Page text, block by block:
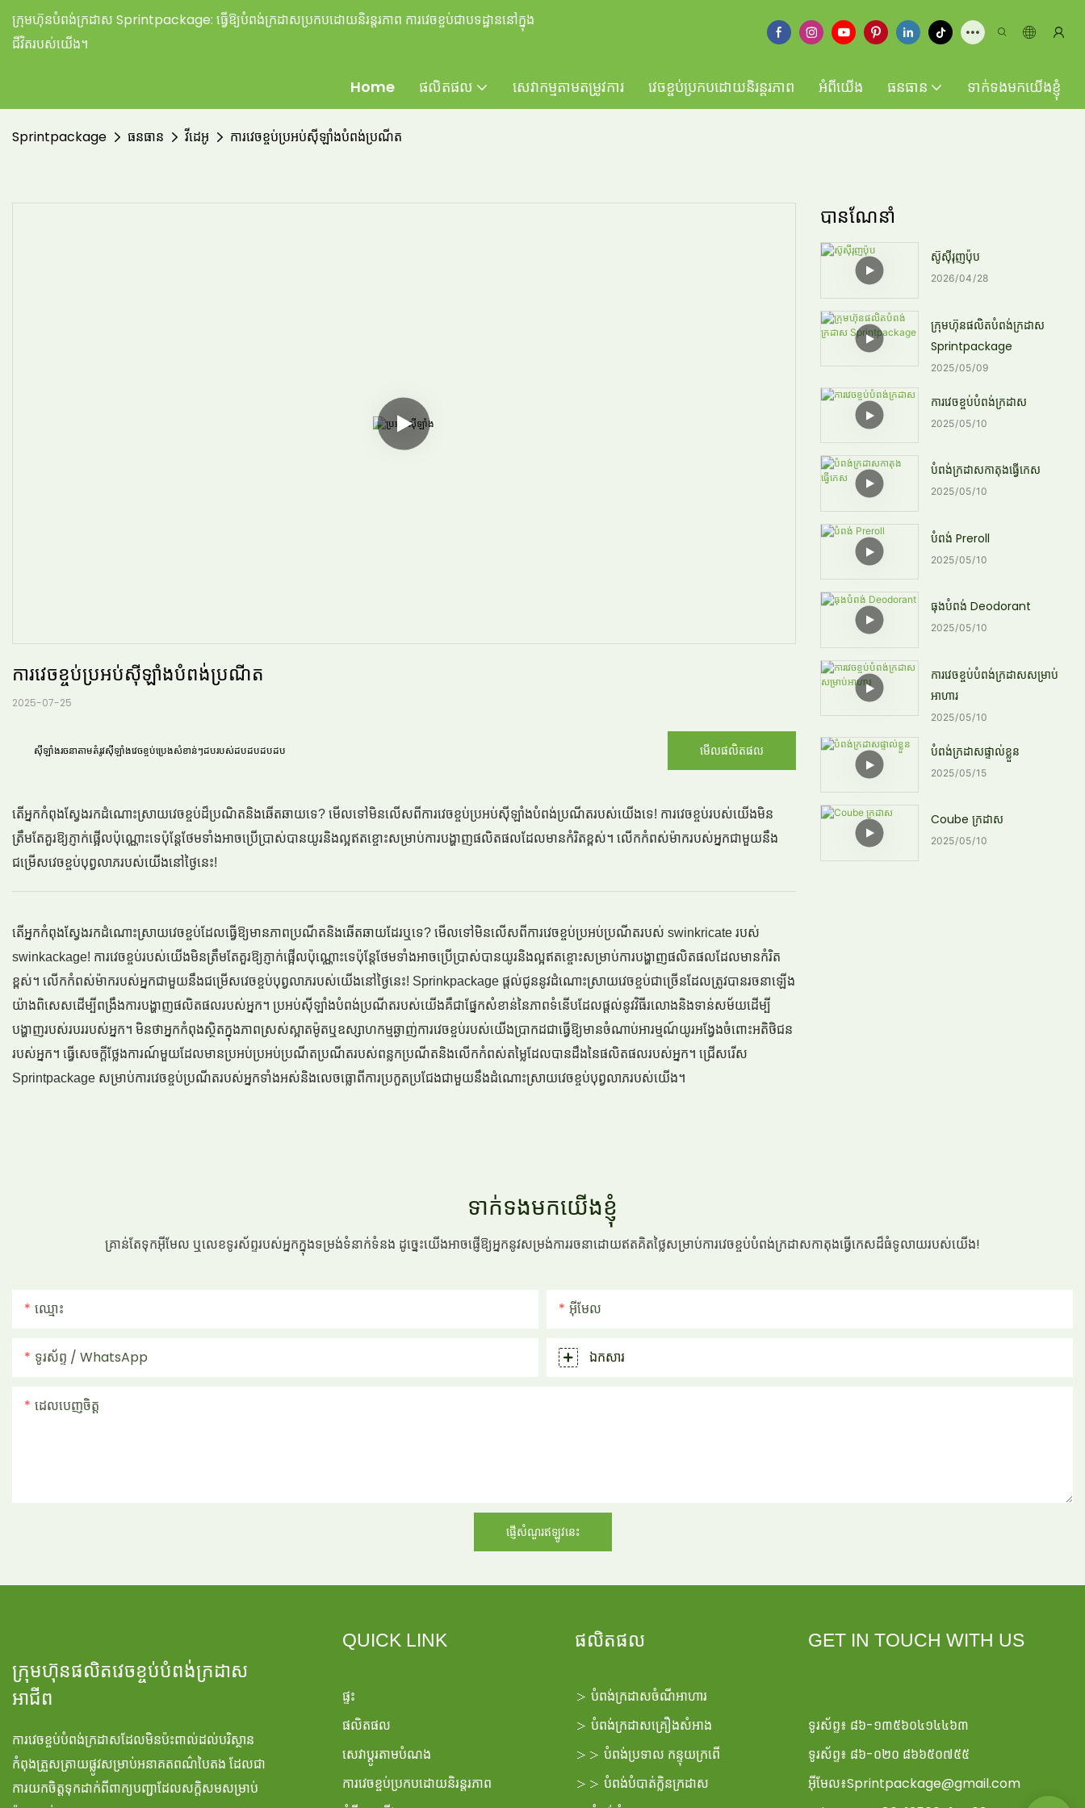
ក្រុមហ៊ុនបំពង់ក្រដាស Sprintpackage: ធ្វើឱ្យបំពង់ក្រដាសប្រកបដោយនិរន្តរភាព ការវេចខ្ចប់ជាបទដ្ឋាននៅក្នុង
ជីវិតរបស់យើង។
Home ផលិតផល សេវាកម្មតាមតម្រូវការ វេចខ្ចប់ប្រកបដោយនិរន្តរភាព អំពីយើង ធនធាន ទាក់ទងមកយើងខ្ញុំ
Sprintpackage ធនធាន វីដេអូ ការវេចខ្ចប់ប្រអប់ស៊ីឡាំងបំពង់ប្រណីត
ការវេចខ្ចប់ប្រអប់ស៊ីឡាំងបំពង់ប្រណីត
2025-07-25
ស៊ីឡាំងរចនាតាមតំរូវស៊ីឡាំងវេចខ្ចប់ប្រេងសំខាន់ៗដបរបស់ដបដបដបដប មើលផលិតផល
តើអ្នកកំពុងស្វែងរកដំណោះស្រាយវេចខ្ចប់ដ៏ប្រណិតនិងឆើតឆាយទេ? មើលទៅមិនលើសពីការវេចខ្ចប់ប្រអប់ស៊ីឡាំងបំពង់ប្រណីតរបស់យើងទេ! ការវេចខ្ចប់របស់យើងមិន
ត្រឹមតែគួរឱ្យភ្ញាក់ផ្អើលប៉ុណ្ណោះទេប៉ុន្តែថែមទាំងអាចប្រើប្រាស់បានយូរនិងល្អឥតខ្ចោះសម្រាប់ការបង្ហាញផលិតផលដែលមានកំរិតខ្ពស់។ លើកកំពស់ម៉ាករបស់អ្នកជាមួយនឹង
ជម្រើសវេចខ្ចប់បុព្វលាភរបស់យើងនៅថ្ងៃនេះ!
តើអ្នកកំពុងស្វែងរកដំណោះស្រាយវេចខ្ចប់ដែលធ្វើឱ្យមានភាពប្រណីតនិងឆើតឆាយដែរឬទេ? មើលទៅមិនលើសពីការវេចខ្ចប់ប្រអប់ប្រណីតរបស់ swinkricate របស់
swinkackage! ការវេចខ្ចប់របស់យើងមិនត្រឹមតែគួរឱ្យភ្ញាក់ផ្អើលប៉ុណ្ណោះទេប៉ុន្តែថែមទាំងអាចប្រើប្រាស់បានយូរនិងល្អឥតខ្ចោះសម្រាប់ការបង្ហាញផលិតផលដែលមានកំរិត
ខ្ពស់។ លើកកំពស់ម៉ាករបស់អ្នកជាមួយនឹងជម្រើសវេចខ្ចប់បុព្វលាភរបស់យើងនៅថ្ងៃនេះ! Sprinkpackage ផ្តល់ជូននូវដំណោះស្រាយវេចខ្ចប់ជាច្រើនដែលត្រូវបានរចនាឡើង
យ៉ាងពិសេសដើម្បីពង្រឹងការបង្ហាញផលិតផលរបស់អ្នក។ ប្រអប់ស៊ីឡាំងបំពង់ប្រណីតរបស់យើងគឺជាផ្នែកសំខាន់នៃភាពទំនើបដែលផ្តល់នូវវិធីរលោងនិងទាន់សម័យដើម្បី
បង្ហាញរបស់របររបស់អ្នក។ មិនថាអ្នកកំពុងស្ថិតក្នុងភាពស្រស់ស្អាតម៉ូតឬឧស្សាហកម្មឆ្ងាញ់ការវេចខ្ចប់របស់យើងប្រាកដជាធ្វើឱ្យមានចំណាប់អារម្មណ៍យូរអង្វែងចំពោះអតិថិជន
របស់អ្នក។ ធ្វើសេចក្តីថ្លែងការណ៍មួយដែលមានប្រអប់ប្រអប់ប្រណីតប្រណីតរបស់ពន្លកប្រណីតនិងលើកកំពស់តម្លៃដែលបានដឹងនៃផលិតផលរបស់អ្នក។ ជ្រើសរើស
Sprintpackage សម្រាប់ការវេចខ្ចប់ប្រណីតរបស់អ្នកទាំងអស់និងលេចធ្លោពីការប្រកួតប្រជែងជាមួយនឹងដំណោះស្រាយវេចខ្ចប់បុព្វលាភរបស់យើង។
បានណែនាំ
ស៊ូស៊ីរុញប៉ុប
2026 04 28
ក្រុមហ៊ុនផលិតបំពង់ក្រដាស
Sprintpackage
2025 05 09
ការវេចខ្ចប់បំពង់ក្រដាស
2025 05 10
បំពង់ក្រដាសកាតុងធ្វើកេស
2025 05 10
បំពង់ Preroll
2025 05 10
ធុងបំពង់ Deodorant
2025 05 10
ការវេចខ្ចប់បំពង់ក្រដាសសម្រាប់
អាហារ
2025 05 10
បំពង់ក្រដាសផ្ទាល់ខ្លួន
2025 05 15
Coube ក្រដាស
2025 05 10
ទាក់ទងមកយើងខ្ញុំ
គ្រាន់តែទុកអ៊ីមែល ឬលេខទូរស័ព្ទរបស់អ្នកក្នុងទម្រង់ទំនាក់ទំនង ដូច្នេះយើងអាចផ្ញើឱ្យអ្នកនូវសម្រង់ការរចនាដោយឥតគិតថ្លៃសម្រាប់ការវេចខ្ចប់បំពង់ក្រដាសកាតុងធ្វើកេសដ៏ធំទូលាយរបស់យើង!
ឈ្មោះ អ៊ីមែល
ទូរស័ព្ទ / WhatsApp ឯកសារ
ដេលបេញចិត្ដ
ផ្ញើសំណួរឥឡូវនេះ
ក្រុមហ៊ុនផលិតវេចខ្ចប់បំពង់ក្រដាស
អាជីព
ការវេចខ្ចប់បំពង់ក្រដាសដែលមិនប៉ះពាល់ដល់បរិស្ថាន
កំពុងត្រួសត្រាយផ្លូវសម្រាប់អនាគតពណ៌បៃតង ដែលជា
ការយកចិត្តទុកដាក់ពីពាក្យបញ្ជាដែលសក្តិសមសម្រាប់
QUICK LINK
ផ្ទះ
ផលិតផល
សេវាប្ដូរតាមបំណង
ការវេចខ្ចប់ប្រកបដោយនិរន្តរភាព
ផលិតផល
＞បំពង់ក្រដាសចំណីអាហារ
＞ បំពង់ក្រដាសគ្រឿងសំអាង
＞＞ បំពង់ប្រទាល កន្ទុយក្រពើ
＞＞ បំពង់បំបាត់ក្លិនក្រដាស
GET IN TOUCH WITH US
ទូរស័ព្ទ៖ ៨៦-១៣៥៦០៤១៤៤៦៣
ទូរស័ព្ទ៖ ៨៦-០២០ ៨៦៦៥០៧៥៥
អ៊ីមែល៖Sprintpackage@gmail.com